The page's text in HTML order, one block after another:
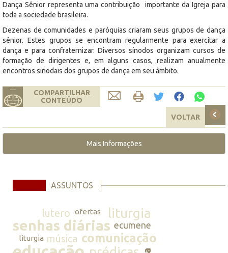
Dança Sênior representa uma contribuição importante da Igreja para
toda a sociedade brasileira.
Dezenas de comunidades e paróquias criaram seus grupos de dança
sênior. Estes grupos se encontram regularmente para exercitar a
dança e para confraternizar. Diversos sínodos organizam cursos de
formação de dirigentes e, em alguns casos, realizam anualmente
encontros sinodais dos grupos de dança em seu âmbito.
COMPARTILHAR
CONTEÚDO
VOLTAR
Mais Informações
ASSUNTOS
lutero ofertas liturgia
senhas diárias ecumene
liturgia música comunicação